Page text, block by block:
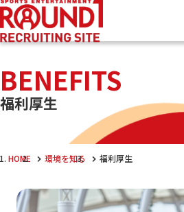
BENEFITS
福利厚生
HOME 環境を知る 福利厚生